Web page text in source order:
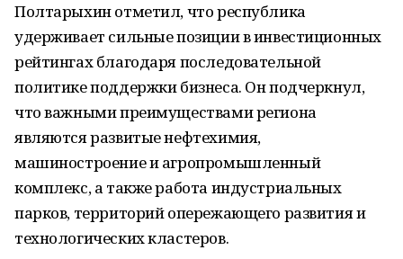
Полтарыхин отметил, что республика
удерживает сильные позиции в инвестиционных
рейтингах благодаря последовательной
политике поддержки бизнеса. Он подчеркнул,
что важными преимуществами региона
являются развитые нефтехимия,
машиностроение и агропромышленный
комплекс, а также работа индустриальных
парков, территорий опережающего развития и
технологических кластеров.